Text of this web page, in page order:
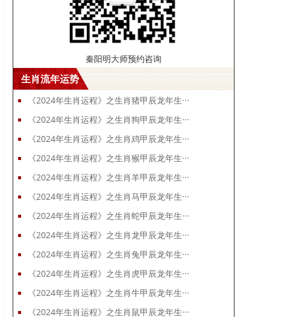
秦阳明大师预约咨询
生肖流年运势
《2024年生肖运程》之生肖猪甲辰龙年生···
《2024年生肖运程》之生肖狗甲辰龙年生···
《2024年生肖运程》之生肖鸡甲辰龙年生···
《2024年生肖运程》之生肖猴甲辰龙年生···
《2024年生肖运程》之生肖羊甲辰龙年生···
《2024年生肖运程》之生肖马甲辰龙年生···
《2024年生肖运程》之生肖蛇甲辰龙年生···
《2024年生肖运程》之生肖龙甲辰龙年生···
《2024年生肖运程》之生肖兔甲辰龙年生···
《2024年生肖运程》之生肖虎甲辰龙年生···
《2024年生肖运程》之生肖牛甲辰龙年生···
《2024年生肖运程》之生肖鼠甲辰龙年生···